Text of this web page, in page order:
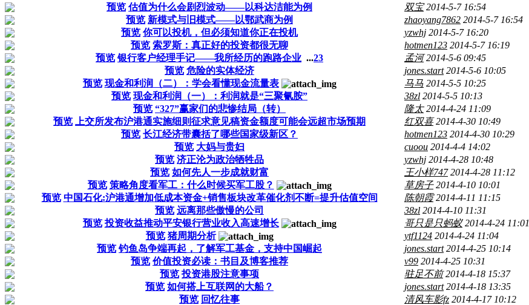
预览 估值为什么会剧烈波动——以科达洁能为例 双宝 2014-5-7 16:54
预览 新模式与旧模式——以鄂武商为例 zhaoyang7862 2014-5-7 16:54
预览 你可以投机，但必须知道你正在投机 yzwhj 2014-5-7 16:20
预览 索罗斯：真正好的投资都很无聊 hotmen123 2014-5-7 16:19
预览 银行客户经理手记——我所经历的跑路企业 ...23 孟河 2014-5-6 09:45
预览 危险的实体经济 jones.start 2014-5-6 10:05
预览 现金和利润（二）：学会看懂现金流量表 马马 2014-5-5 10:25
预览 现金和利润（一）：利润就是“三聚氰胺” 38zl 2014-5-5 10:13
预览 “327”赢家们的悲惨结局（转） 隆太 2014-4-24 11:09
预览
上交所发布沪港通实施细则征求意见稿资金额度可能会远超市场预期 红双喜 2014-4-30 10:49
预览 长江经济带囊括了哪些国家级新区？ hotmen123 2014-4-30 10:29
预览 大妈与贵妇 cuoou 2014-4-4 14:02
预览 济正沦为政治牺牲品 yzwhj 2014-4-28 10:48
预览 如何先人一步成就财富 王小样747 2014-4-28 11:12
预览 策略角度看军工：什么时候买军工股？ 草房子 2014-4-10 10:01
预览 中国石化:沪港通增加低成本资金+销售板块改革催化剂不断=提升估值空间 陈朝霞 2014-4-11 11:15
预览 远离那些傲慢的公司 38zl 2014-4-10 11:31
预览 投资收益推动平安银行营业收入高速增长 哥只是只蚂蚁 2014-4-24 11:01
预览 猪周期分析 ytf1124 2014-4-24 11:04
预览 钓鱼岛争端再起，了解军工基金，支持中国崛起 jones.start 2014-4-25 10:14
预览 价值投资必读：书目及博客推荐 v99 2014-4-25 10:31
预览 投资港股注意事项 驻足不前 2014-4-18 15:37
预览 如何搭上互联网的大船？ jones.start 2014-4-18 13:35
预览 回忆往事 清风车影fz 2014-4-17 10:12